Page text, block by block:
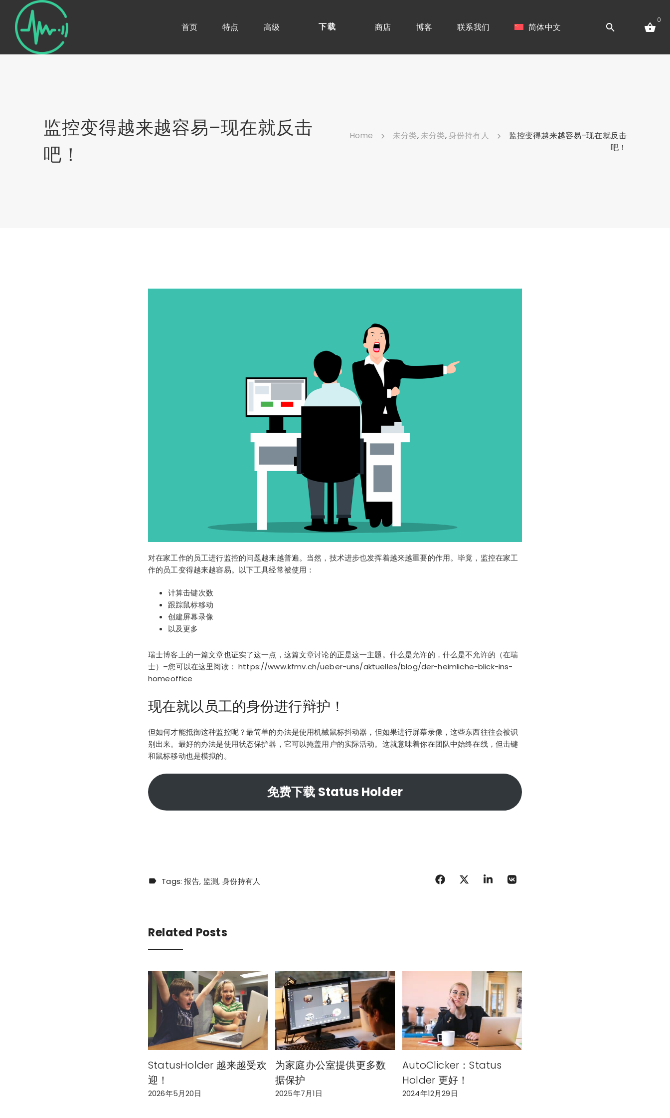
首页 特点 高级 下载 商店 博客 联系我们 简体中文
0
监控变得越来越容易–现在就反击
吧！
Home 未分类, 未分类,身份持有人
监控变得越来越容易–现在就反击
吧！
对在家工作的员工进行监控的问题越来越普遍。当然，技术进步也发挥着越来越重要的作用。毕竟，监控在家工
作的员工变得越来越容易。以下工具经常被使用：
计算击键次数
跟踪鼠标移动
创建屏幕录像
以及更多
瑞士博客上的一篇文章也证实了这一点，这篇文章讨论的正是这一主题。什么是允许的，什么是不允许的（在瑞
士）–您可以在这里阅读： https://www.kfmv.ch/ueber-uns/aktuelles/blog/der-heimliche-blick-ins-
homeoffice
现在就以员工的身份进行辩护！
但如何才能抵御这种监控呢？最简单的办法是使用机械鼠标抖动器 ，但如果进行屏幕录像，这些东西往往会被识
别出来。最好的办法是使用状态保护器，它可以掩盖用户的实际活动。这就意味着你在团队中始终在线，但击键
和鼠标移动也是模拟的。
免费下载 Status Holder
Tags:报告 监测 身份持有人
Related Posts
StatusHolder 越来越受欢
迎！
2026年5月20日
为家庭办公室提供更多数
据保护
2025年7月1日
AutoClicker：Status
Holder 更好！
2024年12月29日